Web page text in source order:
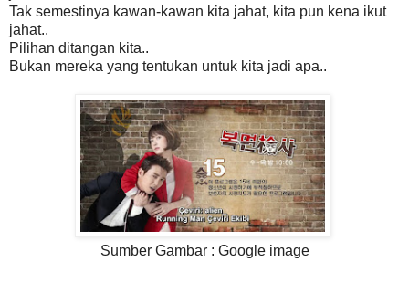
Tak semestinya kawan-kawan kita jahat, kita pun kena ikut
jahat..
Pilihan ditangan kita..
Bukan mereka yang tentukan untuk kita jadi apa..
Sumber Gambar : Google image